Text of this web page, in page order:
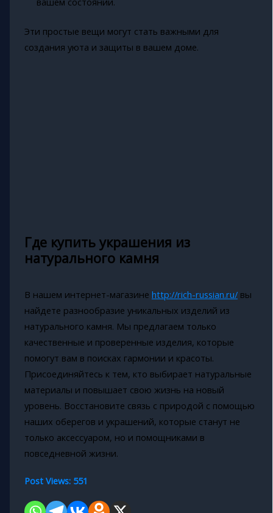
Эти простые вещи могут стать важными для
создания уюта и защиты в вашем доме.
Где купить украшения из
натурального камня
В нашем интернет-магазине http://rich-russian.ru/вы
найдете разнообразие уникальных изделий из
натурального камня. Мы предлагаем только
качественные и проверенные изделия, которые
помогут вам в поисках гармонии и красоты.
Присоединяйтесь к тем, кто выбирает натуральные
материалы и повышает свою жизнь на новый
уровень. Восстановите связь с природой с помощью
наших оберегов и украшений, которые станут не
только аксессуаром, но и помощниками в
повседневной жизни.
Post Views: 551